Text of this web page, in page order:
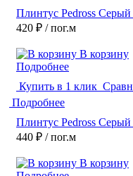
Плинтус Pedross
420 ₽ / пог.м
В корзину
Подробнее
Купить в 1 клик
Подробнее
Плинтус Pedross
440 ₽ / пог.м
В корзину